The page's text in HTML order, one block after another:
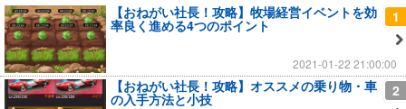
1
【おねがい社長！攻略】牧場経営イベントを効
率良く進める4つのポイント
2021-01-22 21:00:00
2
【おねがい社長！攻略】オススメの乗り物・車
の入手方法と小技